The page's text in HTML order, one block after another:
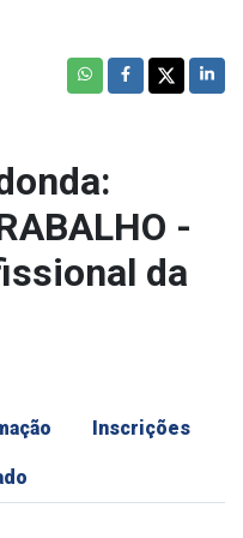
-
da
Inscrições